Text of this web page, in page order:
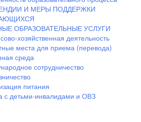
И МЕРЫ ПОДДЕРЖКИ
ОБРАЗОВАТЕЛЬНЫЕ УСЛУГИ
хозяйственная деятельность
места для приема (перевода)
среда
сотрудничество
питания
с детьми-инвалидами и ОВЗ